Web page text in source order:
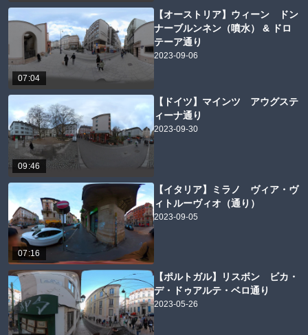
07:04
【オーストリア】ウィーン ドン
ナーブルンネン（噴水） & ドロ
テーア通り
2023-09-06
09:46
【ドイツ】マインツ アウグステ
ィーナ通り
2023-09-30
07:16
【イタリア】ミラノ ヴィア・ヴ
ィトルーヴィオ（通り）
2023-09-05
【ポルトガル】リスボン ビカ・
デ・ドゥアルテ・ベロ通り
2023-05-26